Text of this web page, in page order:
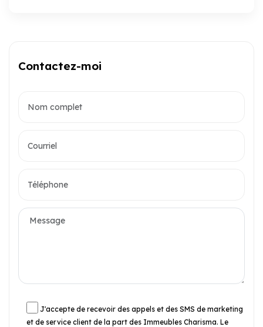
Contactez-moi
J'accepte de recevoir des appels et des SMS de marketing
et de service client de la part des Immeubles Charisma. Le